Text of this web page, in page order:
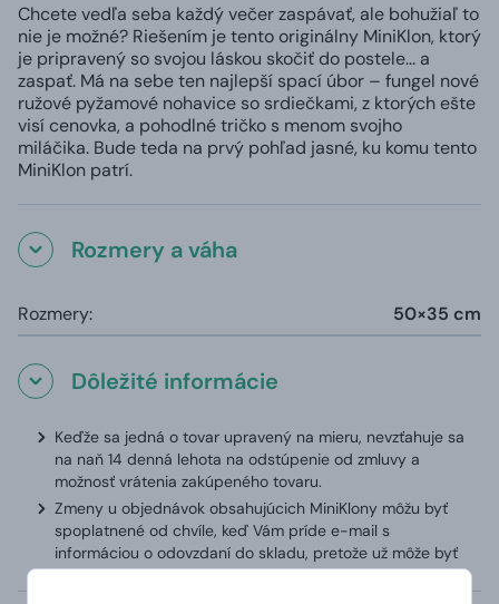
Chcete vedľa seba každý večer zaspávať, ale bohužiaľ to
nie je možné? Riešením je tento originálny MiniKlon, ktorý
je pripravený so svojou láskou skočiť do postele... a
zaspať. Má na sebe ten najlepší spací úbor – fungel nové
ružové pyžamové nohavice so srdiečkami, z ktorých ešte
visí cenovka, a pohodlné tričko s menom svojho
miláčika. Bude teda na prvý pohľad jasné, ku komu tento
MiniKlon patrí.
Rozmery a váha
Rozmery: 50×35 cm
Dôležité informácie
Keďže sa jedná o tovar upravený na mieru, nevzťahuje sa
na naň 14 denná lehota na odstúpenie od zmluvy a
možnosť vrátenia zakúpeného tovaru.
Zmeny u objednávok obsahujúcich MiniKlony môžu byť
spoplatnené od chvíle, keď Vám príde e-mail s
informáciou o odovzdaní do skladu, pretože už môže byť
MiniKlon zhotovený.